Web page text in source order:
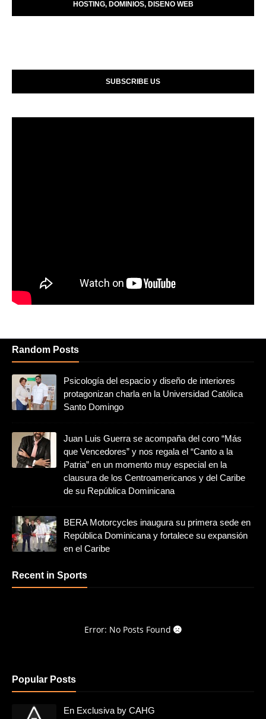
HOSTING, DOMINIOS, DISENO WEB
SUBSCRIBE US
Random Posts
Psicología del espacio y diseño de interiores
protagonizan charla en la Universidad Católica
Santo Domingo
Juan Luis Guerra se acompaña del coro “Más
que Vencedores” y nos regala el “Canto a la
Patria” en un momento muy especial en la
clausura de los Centroamericanos y del Caribe
de su República Dominicana
BERA Motorcycles inaugura su primera sede en
República Dominicana y fortalece su expansión
en el Caribe
Recent in Sports
Error: No Posts Found
Popular Posts
En Exclusiva by CAHG